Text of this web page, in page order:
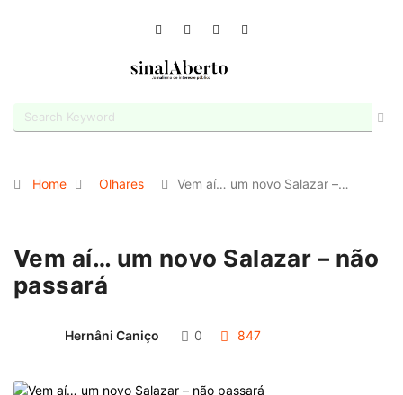
Home Olhares Vem aí… um novo Salazar –…
Vem aí… um novo Salazar – não
passará
Hernâni Caniço 0 847